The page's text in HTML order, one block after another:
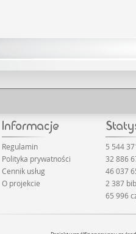
Regulamin
Polityka prywatności
Cennik usług
O projekcie
5 544
32 886
46 037
2 387
65 996